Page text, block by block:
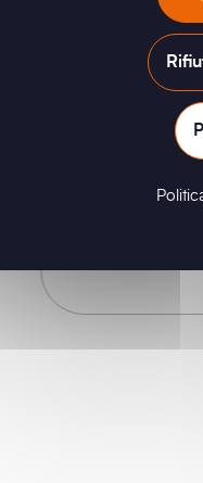
Novarc
leader
produzione
buon
media ed